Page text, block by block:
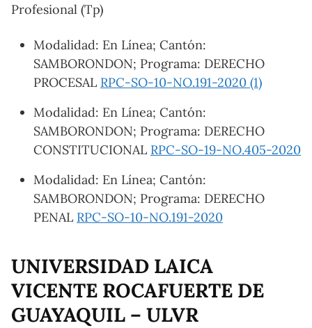
Profesional (Tp)
Modalidad: En Línea; Cantón:
SAMBORONDON; Programa: DERECHO
PROCESAL RPC-SO-10-NO.191-2020 (1)
Modalidad: En Línea; Cantón:
SAMBORONDON; Programa: DERECHO
CONSTITUCIONAL RPC-SO-19-NO.405-2020
Modalidad: En Línea; Cantón:
SAMBORONDON; Programa: DERECHO
PENAL RPC-SO-10-NO.191-2020
UNIVERSIDAD LAICA
VICENTE ROCAFUERTE DE
GUAYAQUIL – ULVR